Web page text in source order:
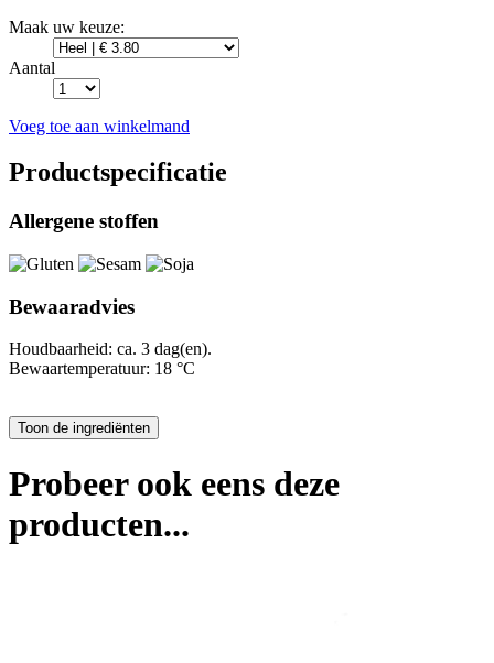
Maak uw keuze:
Aantal
Voeg toe aan winkelmand
Productspecificatie
Allergene stoffen
Bewaaradvies
Houdbaarheid: ca. 3 dag(en).
Bewaartemperatuur: 18 °C
Probeer ook eens deze
producten...